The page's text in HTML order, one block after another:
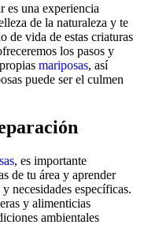
es una experiencia
de la naturaleza y te
de vida de estas criaturas
los pasos y
mariposas, así
puede ser el culmen
, es importante
de tu área y aprender
necesidades específicas.
y alimenticias
ambientales